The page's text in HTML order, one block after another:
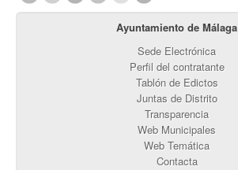
Ayuntamiento de Málaga
Sede Electrónica
Perfil del contratante
Tablón de Edictos
Juntas de Distrito
Transparencia
Web Municipales
Web Temática
Contacta